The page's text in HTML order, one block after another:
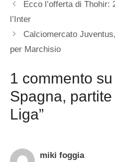
Ecco l’offerta di Thohir:
l’Inter
Calciomercato
per Marchisio
1 commento
Spagna,
Liga”
miki foggia